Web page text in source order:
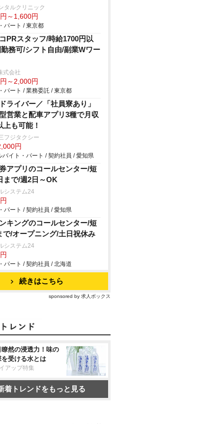
タルクリニック
～1,600円
パート / 東京都
PRスタッフ/時給1700円以
勤務可/シフト自由/副業Wワー
式会社
～2,000円
パート / 業務委託 / 東京都
ライバー／「社員寮あり」
営業と配車アプリ3種で月収
上も可能！
フジタクシー
円
バイト・パート / 契約社員 / 愛知県
アプリのコールセンター/短
まで/週2日～OK
システム24
パート / 契約社員 / 愛知県
キングのコールセンター/短
で/オープニング/土日祝休み
システム24
パート / 契約社員 / 北海道
続きはこちら
sponsored by 求人ボックス
然の浸透力！味の
受ける水とは
アップ特集
着トレンドをもっと見る